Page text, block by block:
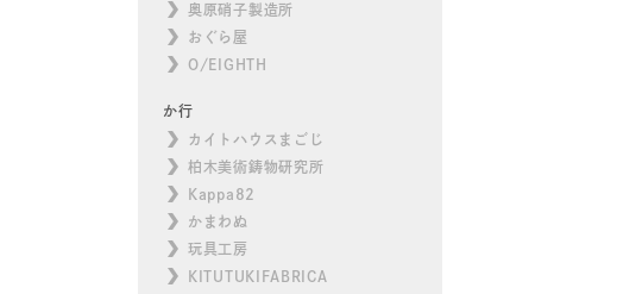
奥原硝子製造所
おぐら屋
O/EIGHTH
か行
カイトハウスまごじ
柏木美術鋳物研究所
Kappa82
かまわぬ
玩具工房
KITUTUKIFABRICA